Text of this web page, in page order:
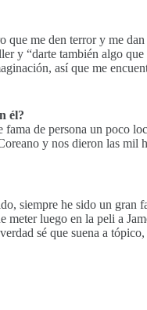
me den terror y me
y “darte también algo
así que me
él?
de persona un poco
y nos dieron las
siempre he sido un gran
luego en la peli a
sé que suena a